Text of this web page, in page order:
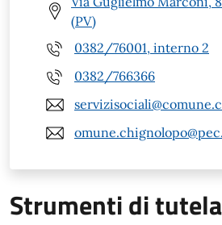
(PV)
0382/76001, interno 2
0382/766366
Strumenti di tutela